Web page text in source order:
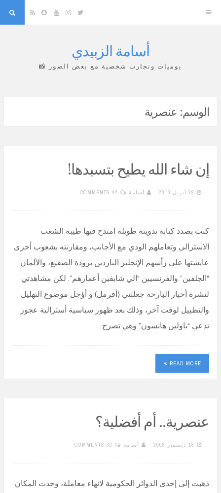
Twitter
Instagram
YouTube
Snapchat
RSS
أسامة الزبيدي
يوميات وتجارب شخصية مع بعض الصور 📸
الوسم: عنصرية
إن شاء الله يطيح بتسبدها!
29 أبريل 2010 أسامة 42 COMMENTS
كنت بصدد كتابة تدوينة طويلة امتدح فيها طيبة الشعب
الاسترالي وتعاملهم الودي مع الأجانب، ومقارنته بشعوب أخرى
عايشتها على رأسهم الإنجليز الباردين برودة الصقيع، والألمان
“الجلفين” والفرنسيين “الي شايفين أعمارهم”. لكن مشاهدتي
لنشرة أخبار البارحة جعلتني (أفرمل) و أؤجل موضوع التهليل
والتطبيل لوقت آخر، وذلك بعد ظهور سياسية أسترالية عجوز
تدعى “باولين هانسون” وهي تصرح…
READ MORE
عنصرية.. أم أفضلية؟
18 ديسمبر 2008 أسامة 30 COMMENTS
ذهبت إلى إحدى الدوائر الحكومية لانهاء معاملة، وجدت المكان